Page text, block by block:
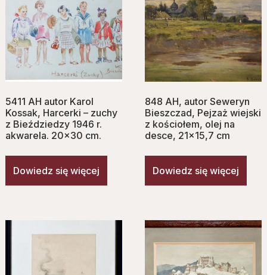
5411 AH autor Karol
Kossak, Harcerki – zuchy
z Bieździedzy 1946 r.
akwarela. 20×30 cm.
Dowiedz się więcej
848 AH, autor Seweryn
Bieszczad, Pejzaż wiejski
z kościołem, olej na
desce, 21×15,7 cm
Dowiedz się więcej